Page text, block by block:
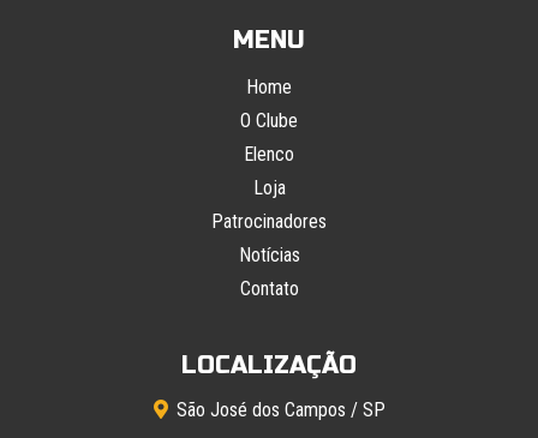
MENU
Home
O Clube
Elenco
Loja
Patrocinadores
Notícias
Contato
LOCALIZAÇÃO
São José dos Campos / SP